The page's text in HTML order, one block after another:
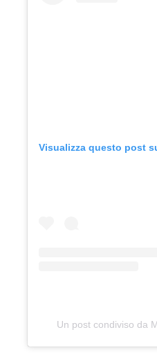
Visualizza questo post
Un post condiviso da